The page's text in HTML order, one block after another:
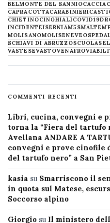
BELMONTE DEL SANNIOCACCIA
CAPRACOTTACARABINIERI
CHIETINOCINGHIALICOVID19
INCIDENTEISERNIAM5S
MOLISANOMOLISENEVE
SCHIAVI DI ABRUZZOSCUOLA
VASTESEVASTOVENAFRO
COMMENTI RECENTI
Libri, cucina, convegni e
torna la “Fiera del tartufo
Avellana ANDARE A
convegni e prove cinofile
del tartufo nero” a San
kasia su Smarriscono il
in quota sul Matese,
Soccorso alpino
Giorgio su Il ministero